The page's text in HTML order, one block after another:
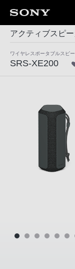
アクティブスピ
ワイヤレスポータブルスピ
SRS-XE200